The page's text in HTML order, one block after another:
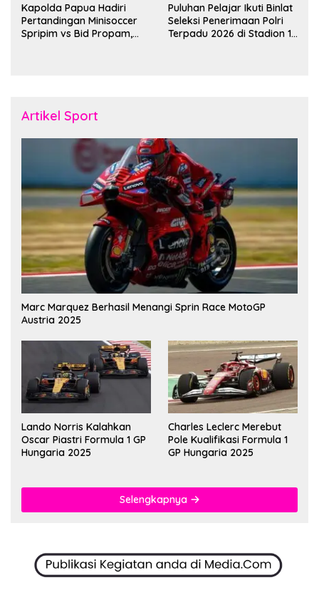
Kapolda Papua Hadiri
Pertandingan Minisoccer
Spripim vs Bid Propam,
Puluhan Pelajar Ikuti Binlat
Seleksi Penerimaan Polri
Terpadu 2026 di Stadion 16
Artikel Sport
Marc Marquez Berhasil Menangi Sprin Race MotoGP
Austria 2025
Lando Norris Kalahkan
Oscar Piastri Formula 1 GP
Hungaria 2025
Charles Leclerc Merebut
Pole Kualifikasi Formula 1
GP Hungaria 2025
Selengkapnya